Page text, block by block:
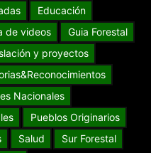
Educación
de videos
Guia Forestal
y proyectos
Nacionales
Pueblos Originarios
Salud
Sur Forestal